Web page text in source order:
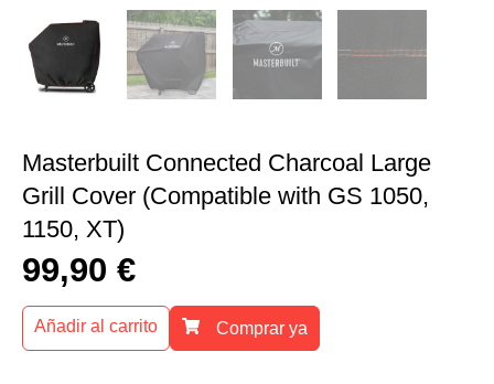
Masterbuilt Connected Charcoal Large
Grill Cover (Compatible with GS 1050,
1150, XT)
99,90 €
Añadir al carrito Comprar ya